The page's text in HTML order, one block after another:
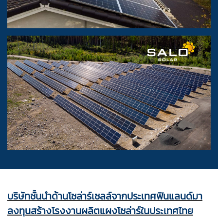
บริษัทชั้นนำด้านโซล่าร์เซลล์จากประเทศฟินแลนด์มา
ลงทุนสร้างโรงงานผลิตแผงโซล่าร์ในประเทศไทย